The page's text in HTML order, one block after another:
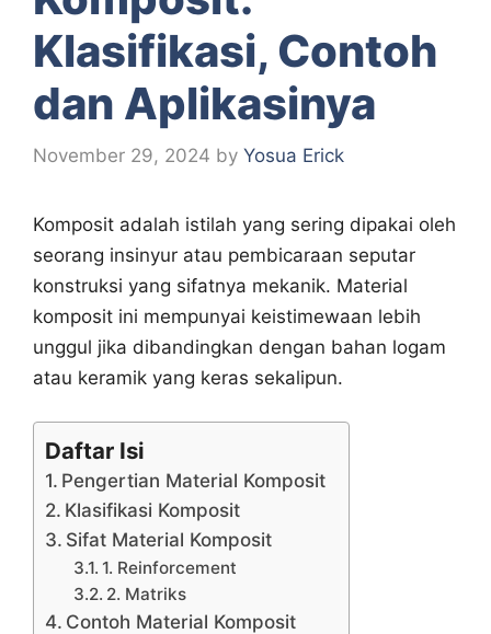
Klasifikasi, Contoh
dan Aplikasinya
November 29, 2024 by Yosua Erick
Komposit adalah istilah yang sering dipakai oleh
seorang insinyur atau pembicaraan seputar
konstruksi yang sifatnya mekanik. Material
komposit ini mempunyai keistimewaan lebih
unggul jika dibandingkan dengan bahan logam
atau keramik yang keras sekalipun.
Daftar Isi
Pengertian Material Komposit
Klasifikasi Komposit
Sifat Material Komposit
1. Reinforcement
2. Matriks
Contoh Material Komposit